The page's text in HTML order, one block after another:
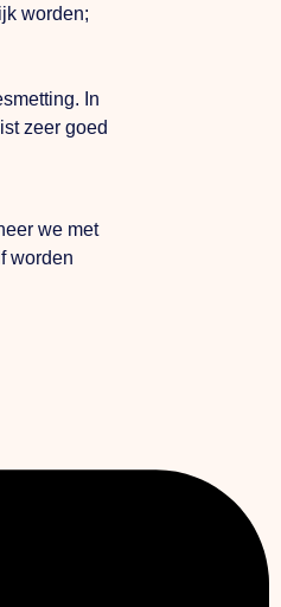
worden;
In
zeer goed
we met
worden